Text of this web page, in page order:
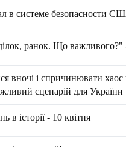
в системе
ранок. Що важливого?"
вночі і спричинювати
сценарій для України
в історії - 10 квітня